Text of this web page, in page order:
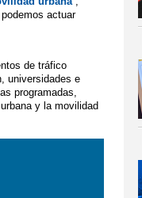
actuar
de tráfico
universidades e
programadas,
y la movilidad